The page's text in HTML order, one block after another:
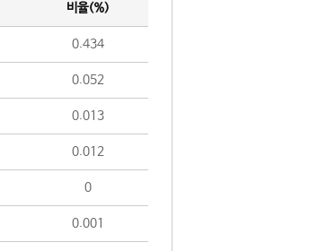
비율(%)
0.434
0.052
0.013
0.012
0
0.001